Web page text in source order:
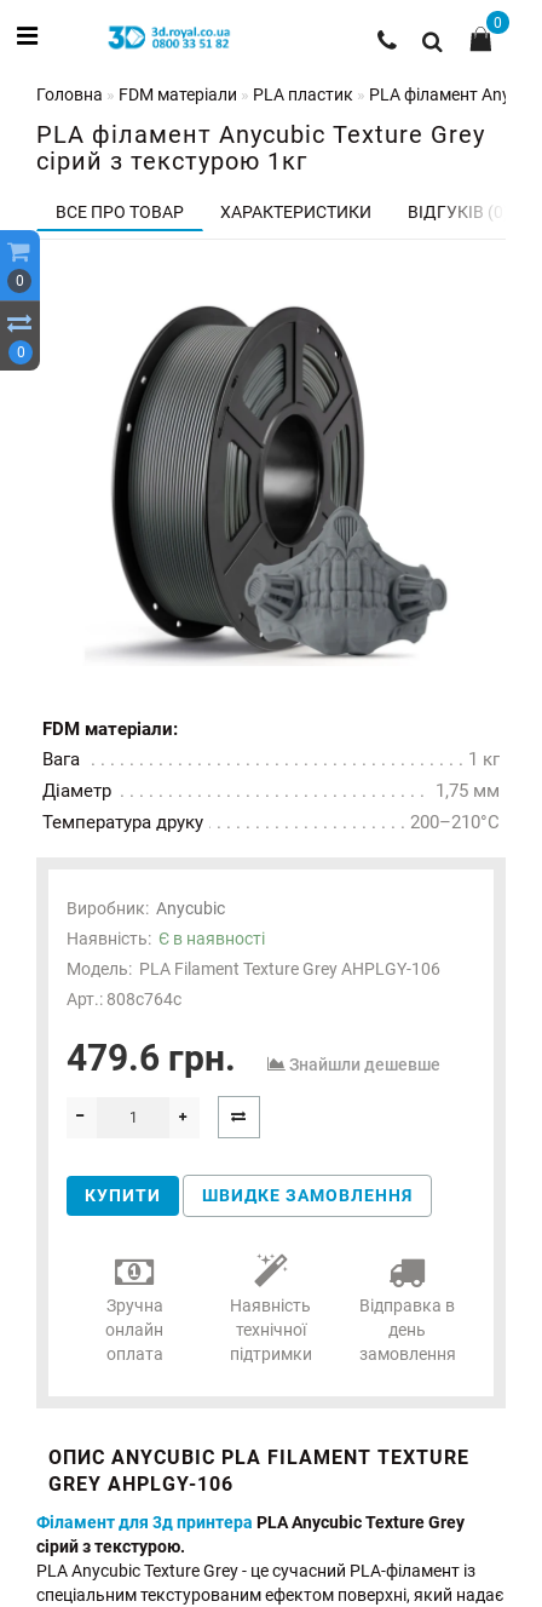
0
0
0
Головна FDM матеріали PLA пластик PLA філамент
PLA філамент Anycubic Texture Grey
сірий з текстурою 1кг
ВСЕ ПРО ТОВАР ХАРАКТЕРИСТИКИ ВІДГУКІВ (0)
FDM матеріали:
Вага
1 кг
Діаметр
1,75 мм
Температура друку
200–210°C
Виробник: Anycubic
Наявність: Є в наявності
Модель: PLA Filament Texture Grey AHPLGY-106
Арт.: 808c764c
479.6 грн. Знайшли дешевше
КУПИТИ ШВИДКЕ ЗАМОВЛЕННЯ
Зручна
онлайн
оплата
Наявність
технічної
підтримки
Відправка в
день
замовлення
ОПИС ANYCUBIC PLA FILAMENT TEXTURE
GREY AHPLGY-106
Філамент для 3д принтера PLA Anycubic Texture Grey
сірий з текстурою.
PLA Anycubic Texture Grey - це сучасний PLA-філамент із
спеціальним текстурованим ефектом поверхні, який надає